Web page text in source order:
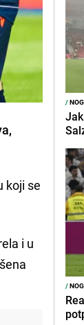
koji se
i u
/
/